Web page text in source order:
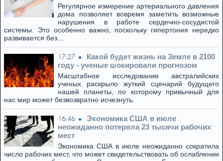
Регулярное измерение артериального давления
дома позволяет вовремя заметить возможные
нарушения в работе сердечно-сосудистой
системы. Это особенно важно, поскольку гипертония нередко
развивается без…
17:27
Какой будет жизнь на Земле в 2100
году - ученые шокировали прогнозом
Масштабное исследование австралийских
ученых раскрыло жуткий сценарий будущего
нашей планеты, по которому привычный для
нас мир может безвозвратно исчезнуть.
16:46
Экономика США в июле
неожиданно потеряла 23 тысячи рабочих
мест
Экономика США в июле неожиданно сократила
число рабочих мест, что может свидетельствовать об ослаблении